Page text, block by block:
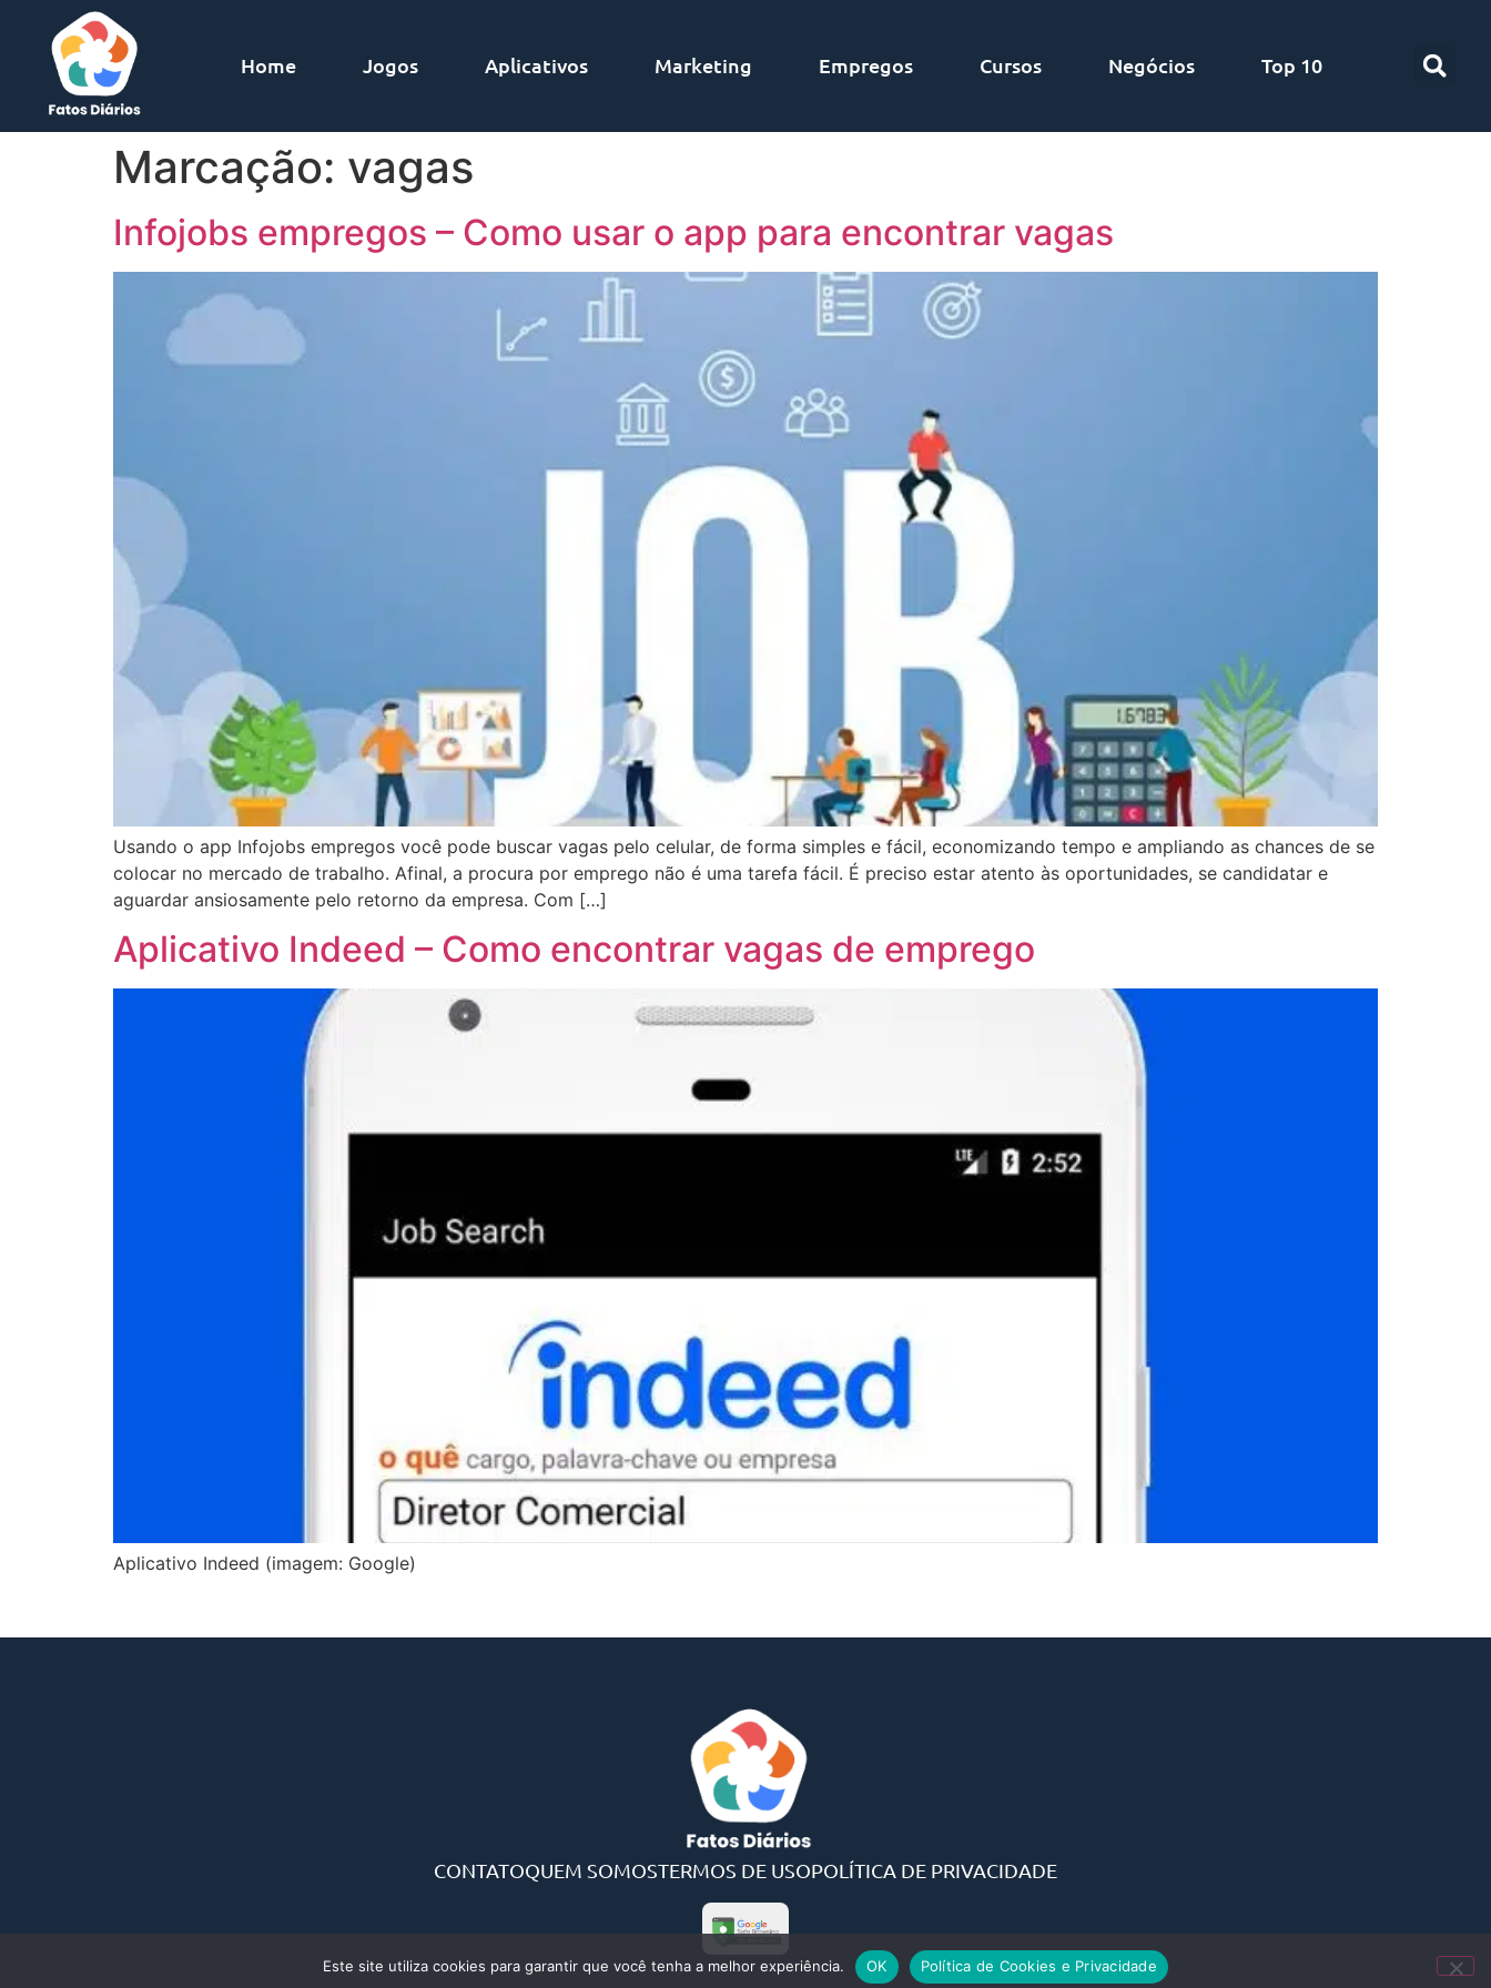
Home Jogos Aplicativos Marketing Empregos Cursos Negócios Top 10
Marcação: vagas
Infojobs empregos – Como usar o app para encontrar vagas
Usando o app Infojobs empregos você pode buscar vagas pelo celular, de forma simples e fácil, economizando tempo e ampliando as chances de se
colocar no mercado de trabalho. Afinal, a procura por emprego não é uma tarefa fácil. É preciso estar atento às oportunidades, se candidatar e
aguardar ansiosamente pelo retorno da empresa. Com […]
Aplicativo Indeed – Como encontrar vagas de emprego
Aplicativo Indeed (imagem: Google)
CONTATOQUEM SOMOSTERMOS DE USOPOLÍTICA DE PRIVACIDADE
Este site utiliza cookies para garantir que você tenha a melhor experiência. OK Política de Cookies e Privacidade